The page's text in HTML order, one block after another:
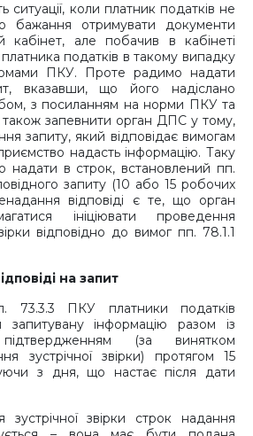
ситуації, коли платник податків не
бажання отримувати документи
кабінет, але побачив в кабінеті
податків в такому випадку
ПКУ. Проте радимо надати
вказавши, що його надіслано
з посиланням на норми ПКУ та
запевнити орган ДПС у тому,
запиту, який відповідає вимогам
надасть інформацію. Таку
надати в строк, встановлений пп.
запиту (10 або 15 робочих
відповіді є те, що орган
ініціювати проведення
відповідно до вимог пп. 78.1.1
на запит
73.3.3 ПКУ платники податків
запитувану інформацію разом із
(за винятком
зустрічної звірки) протягом 15
з дня, що настає після дати
звірки строк надання